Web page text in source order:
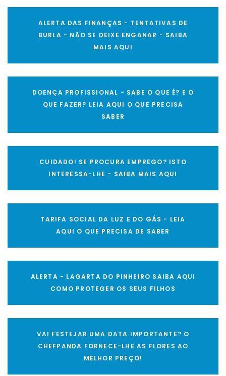
ALERTA DAS FINANÇAS - TENTATIVAS DE
BURLA - NÃO SE DEIXE ENGANAR - SAIBA
MAIS AQUI
DOENÇA PROFISSIONAL - SABE O QUE É? E O
QUE FAZER? LEIA AQUI O QUE PRECISA
SABER
CUIDADO! SE PROCURA EMPREGO? ISTO
INTERESSA-LHE - SAIBA MAIS AQUI
TARIFA SOCIAL DA LUZ E DO GÁS - LEIA
AQUI O QUE PRECISA DE SABER
ALERTA - LAGARTA DO PINHEIRO SAIBA AQUI
COMO PROTEGER OS SEUS FILHOS
VAI FESTEJAR UMA DATA IMPORTANTE? O
CHEFPANDA FORNECE-LHE AS FLORES AO
MELHOR PREÇO!